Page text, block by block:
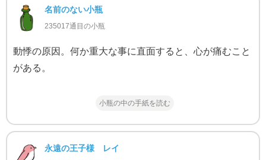
名前のない小瓶
235017通目の小瓶
動悸の原因。何か重大な事に直面すると、心が痛むこと
がある。
小瓶の中の手紙を読む
永遠の王子様 レイ